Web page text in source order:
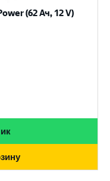
(62 Ач, 12 V)